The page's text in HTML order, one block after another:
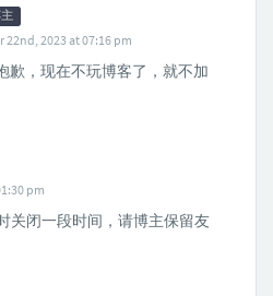
22nd, 2023 at 07:16 pm
歉，现在不玩博客了，就不加
pm
关闭一段时间，请博主保留友